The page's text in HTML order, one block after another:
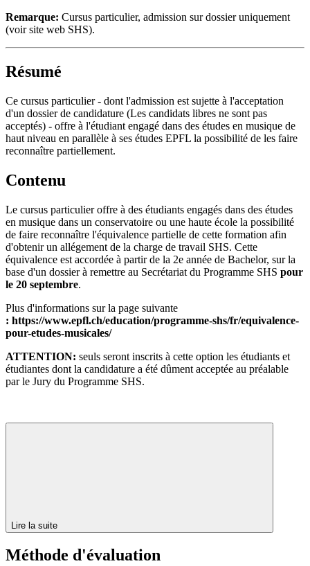
Remarque: Cursus particulier, admission sur dossier uniquement
(voir site web SHS).
Résumé
Ce cursus particulier - dont l'admission est sujette à l'acceptation
d'un dossier de candidature (Les candidats libres ne sont pas
acceptés) - offre à l'étudiant engagé dans des études en musique de
haut niveau en parallèle à ses études EPFL la possibilité de les faire
reconnaître partiellement.
Contenu
Le cursus particulier offre à des étudiants engagés dans des études
en musique dans un conservatoire ou une haute école la possibilité
de faire reconnaître l'équivalence partielle de cette formation afin
d'obtenir un allégement de la charge de travail SHS. Cette
équivalence est accordée à partir de la 2e année de Bachelor, sur la
base d'un dossier à remettre au Secrétariat du Programme SHS pour
le 20 septembre.
Plus d'informations sur la page suivante
: https://www.epfl.ch/education/programme-shs/fr/equivalence-
pour-etudes-musicales/
ATTENTION: seuls seront inscrits à cette option les étudiants et
étudiantes dont la candidature a été dûment acceptée au préalable
par le Jury du Programme SHS.
Lire la suite
Méthode d'évaluation